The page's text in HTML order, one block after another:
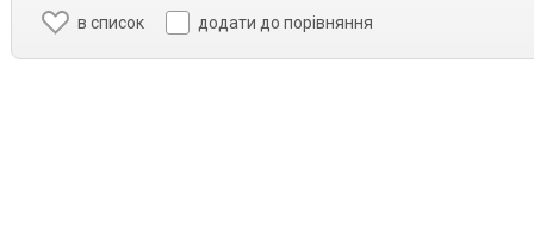
в список
додати до порівняння